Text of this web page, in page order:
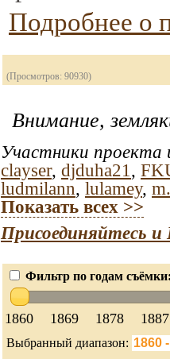
Подробнее о
(Просмотров: 90930)
Внимание,
Участники проекта
clayser, djduha21 ,
ludmilann, lulamey,
Показать всех >>
Присоединяйтесь
Фильтр по годам
1860 1869 1878 1887
Выбранный диапазон: